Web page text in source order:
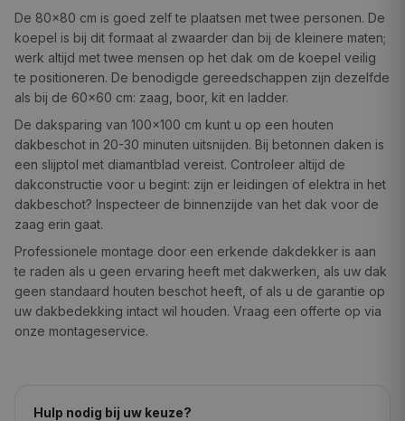
De 80×80 cm is goed zelf te plaatsen met twee personen. De
koepel is bij dit formaat al zwaarder dan bij de kleinere maten;
werk altijd met twee mensen op het dak om de koepel veilig
te positioneren. De benodigde gereedschappen zijn dezelfde
als bij de 60×60 cm: zaag, boor, kit en ladder.
De daksparing van 100×100 cm kunt u op een houten
dakbeschot in 20-30 minuten uitsnijden. Bij betonnen daken is
een slijptol met diamantblad vereist. Controleer altijd de
dakconstructie voor u begint: zijn er leidingen of elektra in het
dakbeschot? Inspecteer de binnenzijde van het dak voor de
zaag erin gaat.
Professionele montage door een erkende dakdekker is aan
te raden als u geen ervaring heeft met dakwerken, als uw dak
geen standaard houten beschot heeft, of als u de garantie op
uw dakbedekking intact wil houden. Vraag een offerte op via
onze montageservice.
Hulp nodig bij uw keuze?